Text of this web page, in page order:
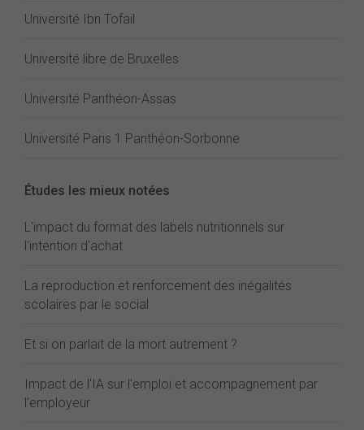
Université Ibn Tofail
Université libre de Bruxelles
Université Panthéon-Assas
Université Paris 1 Panthéon-Sorbonne
Études les mieux notées
L'impact du format des labels nutritionnels sur
l'intention d'achat
La reproduction et renforcement des inégalités
scolaires par le social
Et si on parlait de la mort autrement ?
Impact de l'IA sur l'emploi et accompagnement par
l'employeur